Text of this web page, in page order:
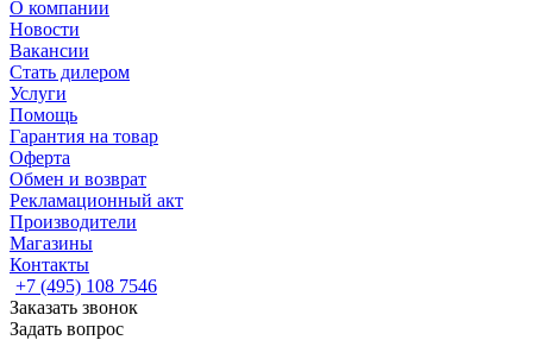
О компании
Новости
Вакансии
Стать дилером
Услуги
Помощь
Гарантия на товар
Оферта
Обмен и возврат
Рекламационный акт
Производители
Магазины
Контакты
+7 (495) 108 7546
Заказать звонок
Задать вопрос